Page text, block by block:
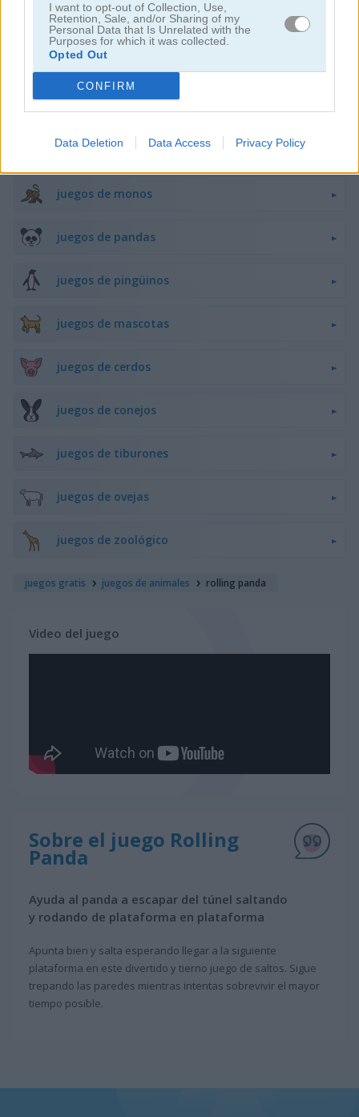
I want to opt-out of Collection, Use,
Retention, Sale, and/or Sharing of my
Personal Data that Is Unrelated with the
Purposes for which it was collected.
Opted Out
CONFIRM
Data Deletion Data Access Privacy Policy
juegos de pesca
juegos de flappy bird
juegos de caballos
juegos de monos
juegos de pandas
juegos de pingüinos
juegos de mascotas
juegos de cerdos
juegos de conejos
juegos de tiburones
juegos de ovejas
juegos de zoológico
juegos gratis juegos de animales rolling panda
Video del juego
Sobre el juego Rolling
Panda
Ayuda al panda a escapar del túnel saltando
y rodando de plataforma en plataforma
Apunta bien y salta esperando llegar a la siguiente
plataforma en este divertido y tierno juego de saltos. Sigue
trepando las paredes mientras intentas sobrevivir el mayor
tiempo posible.